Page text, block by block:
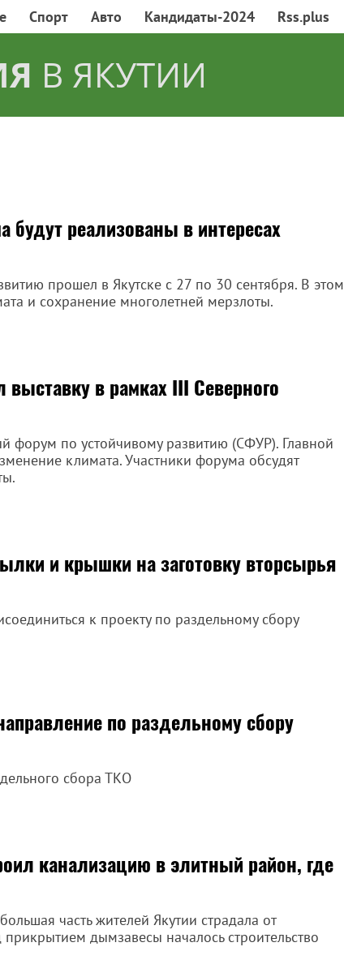
Спорт Авто Кандидаты-2024 Rss.plus
В ЯКУТИИ
реализованы в интересах
прошел в Якутске с 27 по 30 сентября. В этом
и сохранение многолетней мерзлоты.
в рамках III Северного
форум по устойчивому развитию (СФУР). Главной
климата. Участники форума обсудят
и крышки на заготовку вторсырья
к проекту по раздельному сбору
по раздельному сбору
сбора ТКО
канализацию в элитный район, где
часть жителей Якутии страдала от
дымзавесы началось строительство